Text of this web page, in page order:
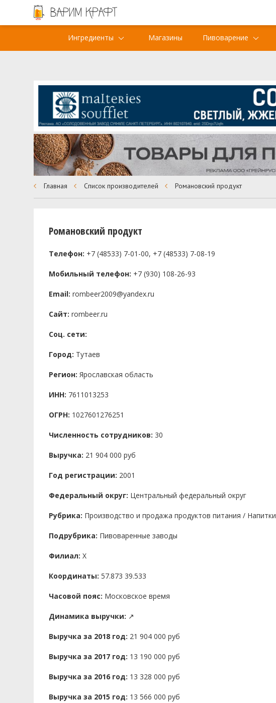
Ингредиенты Магазины Пивоварение
Главная Список производителей Романовский продукт
Романовский продукт
Телефон: +7 (48533) 7-01-00, +7 (48533) 7-08-19
Мобильный телефон: +7 (930) 108-26-93
Email: rombeer2009@yandex.ru
Сайт: rombeer.ru
Соц. сети:
Город: Тутаев
Регион: Ярославская область
ИНН: 7611013253
ОГРН: 1027601276251
Численность сотрудников: 30
Выручка: 21 904 000 руб
Год регистрации: 2001
Федеральный округ: Центральный федеральный округ
Рубрика: Производство и продажа продуктов питания / Напитки
Подрубрика: Пивоваренные заводы
Филиал: X
Координаты: 57.873 39.533
Часовой пояс: Московское время
Динамика выручки: ↗
Выручка за 2018 год: 21 904 000 руб
Выручка за 2017 год: 13 190 000 руб
Выручка за 2016 год: 13 328 000 руб
Выручка за 2015 год: 13 566 000 руб